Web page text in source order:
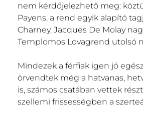
nem kérdőjelezhető meg:
Payens, a rend egyik alapító
Charney, Jacques De Molay
Templomos Lovagrend utolsó
Mindezek a férfiak igen jó
örvendtek még a hatvanas,
is, számos csatában vettek
szellemi frissességben a